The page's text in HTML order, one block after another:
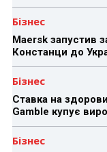
Бізнес
Maersk запустив
Констанци до
Бізнес
Ставка на
Gamble купує
Бізнес